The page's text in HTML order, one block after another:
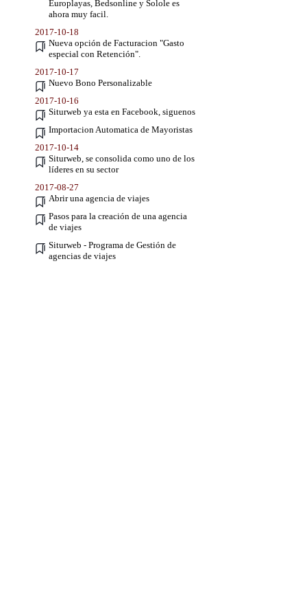
Europlayas, Bedsonline y Solole es
ahora muy facil.
2017-10-18
Nueva opción de Facturacion "Gasto
especial con Retención".
2017-10-17
Nuevo Bono Personalizable
2017-10-16
Siturweb ya esta en Facebook, siguenos
Importacion Automatica de Mayoristas
2017-10-14
Siturweb, se consolida como uno de los
líderes en su sector
2017-08-27
Abrir una agencia de viajes
Pasos para la creación de una agencia
de viajes
Siturweb - Programa de Gestión de
agencias de viajes